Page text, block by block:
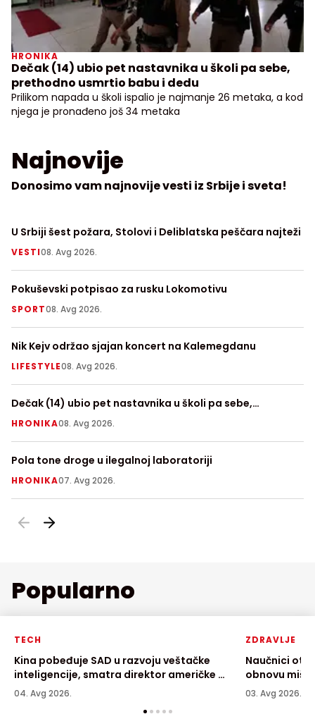
Najnovije
Donosimo vam najnovije vesti iz Srbije i sveta!
U Srbiji šest požara, Stolovi i Deliblatska peščara najteži
VESTI08. Avg 2026.
Pokuševski potpisao za rusku Lokomotivu
SPORT08. Avg 2026.
Nik Kejv održao sjajan koncert na Kalemegdanu
LIFESTYLE08. Avg 2026.
Dečak (14) ubio pet nastavnika u školi pa sebe,
prethodno usmrtio babu i dedu
HRONIKA08. Avg 2026.
Pola tone droge u ilegalnoj laboratoriji
HRONIKA07. Avg 2026.
HRONIKA
Dečak (14) ubio pet nastavnika u školi pa sebe,
prethodno usmrtio babu i dedu
Prilikom napada u školi ispalio je najmanje 26 metaka, a kod
njega je pronađeno još 34 metaka
Popularno
TECH
Kina pobeđuje SAD u razvoju veštačke
inteligencije, smatra direktor američke AI
kompanije
04. Avg 2026.
ZDRAVLJE
Naučnici
obnovu
03. Avg 2026.